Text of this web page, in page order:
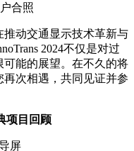
合照
动交通显示技术革新与
2024不仅是对过
能的展望。在不久的将
次相遇，共同见证并参
项目回顾